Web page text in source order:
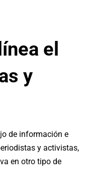
el
y
de información e
y activistas,
en otro tipo de